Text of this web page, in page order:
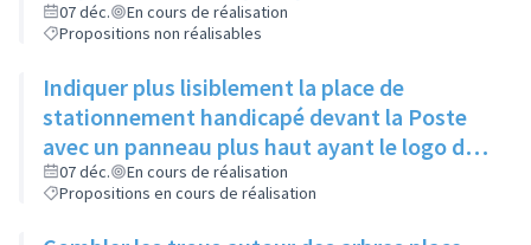
même idée, une signalétique colorée
permettrait de mieux se repérer
07 déc.
En cours de réalisation
Propositions non réalisables
Indiquer plus lisiblement la place de
stationnement handicapé devant la Poste
avec un panneau plus haut ayant le logo du
fauteuil sur toutes les faces
07 déc.
En cours de réalisation
Propositions en cours de réalisation